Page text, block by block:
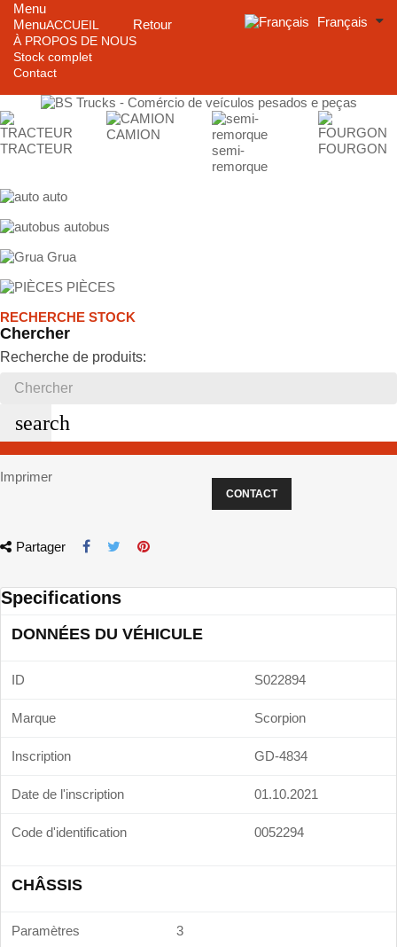
Menu
Menu
Retour
ACCUEIL
À PROPOS DE NOUS
Stock complet
Contact
Français
TRACTEUR
CAMION
semi-
remorque
FOURGON
auto
autobus
Grua
PIÈCES
RECHERCHE STOCK
Chercher
Recherche de produits:
search
Imprimer
CONTACT
Partager
Specifications
DONNÉES DU VÉHICULE
ID S022894
Marque Scorpion
Inscription GD-4834
Date de l'inscription 01.10.2021
Code d'identification 0052294
CHÂSSIS
Paramètres 3